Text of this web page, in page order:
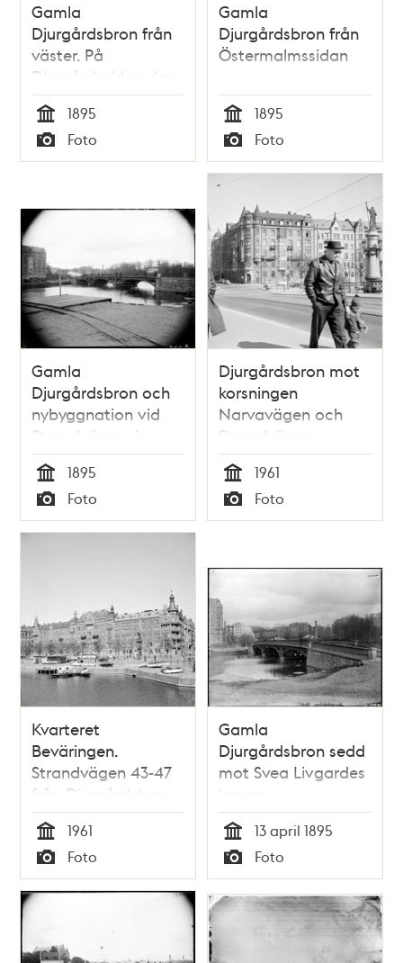
Gamla
Djurgårdsbron från
väster. På
Djurgårdssidan den
Pontinska villan och
Rundmålnings -
(Panorama-)byggnaden
Tid
1895
Typ
Foto
Gamla
Djurgårdsbron från
Östermalmssidan
Tid
1895
Typ
Foto
Gamla
Djurgårdsbron och
nybyggnation vid
Strandvägen, i
bakgrunden skymtar
Fredrikshov,
Gardeskasernerna
och Skogsinstitutet
Tid
1895
Typ
Foto
Djurgårdsbron mot
korsningen
Narvavägen och
Strandvägen
Tid
1961
Typ
Foto
Kvarteret
Beväringen.
Strandvägen 43-47
från Djurgårdsbron
Tid
1961
Typ
Foto
Gamla
Djurgårdsbron sedd
mot Svea Livgardes
kasern
Tid
13 april 1895
Typ
Foto